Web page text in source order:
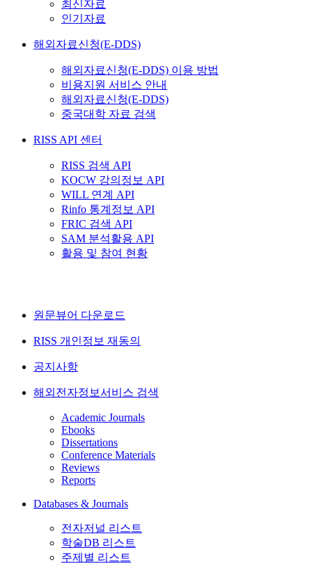
최신자료
인기자료
해외자료신청(E-DDS)
해외자료신청(E-DDS) 이용 방법
비용지원 서비스 안내
해외자료신청(E-DDS)
중국대학 자료 검색
RISS API 센터
RISS 검색 API
KOCW 강의정보 API
WILL 연계 API
Rinfo 통계정보 API
FRIC 검색 API
SAM 분석활용 API
활용 및 참여 현황
원문뷰어 다운로드
RISS 개인정보 재동의
공지사항
해외전자정보서비스 검색
Academic Journals
Ebooks
Dissertations
Conference Materials
Reviews
Reports
Databases & Journals
전자저널 리스트
학술DB 리스트
주제별 리스트